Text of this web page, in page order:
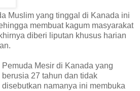
Muslim yang tinggal di Kanada ini
membuat kagum masyarakat
diberi liputan khusus harian
Pemuda Mesir di Kanada yang
berusia 27 tahun dan tidak
disebutkan namanya ini membuka